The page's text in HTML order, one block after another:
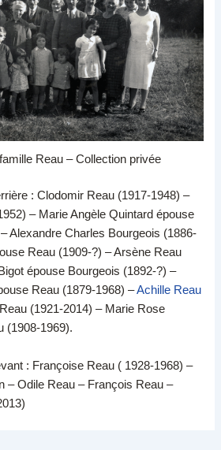
Reau – Collection privée
: Clodomir Reau (1917-1948) –
– Marie Angèle Quintard épouse
Alexandre Charles Bourgeois (1886-
Reau (1909-?) – Arsène Reau
épouse Bourgeois (1892-?) –
Reau (1879-1968) –Achille Reau
(1921-2014) – Marie Rose
(1908-1969).
: Françoise Reau ( 1928-1968) –
– Odile Reau – François Reau –